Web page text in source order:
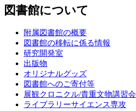
図書館について
附属図書館の概要
図書館の移転に係る情報
研究開発室
出版物
オリジナルグッズ
図書館へのご寄付等
展観クロニクル/貴重文物講習会
ライブラリーサイエンス専攻